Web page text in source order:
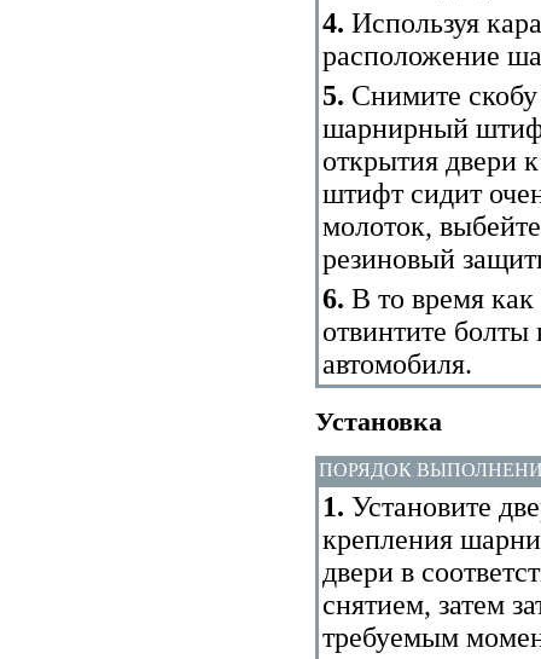
4. Используя
расположение
5. Снимите
шарнирный
открытия двери
штифт сидит
молоток,
резиновый
6. В то время
отвинтите
автомобиля.
Установка
ПОРЯДОК
1. Установите
крепления
двери в
снятием, затем
требуемым